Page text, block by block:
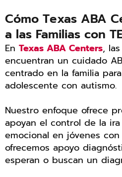
Cómo Texas ABA
a las Familias con
En Texas ABA Centers,
encuentran un cuidado
centrado en la familia
adolescente con autismo.
Nuestro enfoque ofrece
apoyan el control de la
emocional en jóvenes
ofrecemos apoyo
esperan o buscan un